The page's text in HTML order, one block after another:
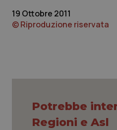
Sardegna
Toscana
Umbria
Malattia di Crohn &
Obesità
Oftalmologia
19 Ottobre 2011
© Riproduzione riservata
Potrebbe
Regioni e Asl